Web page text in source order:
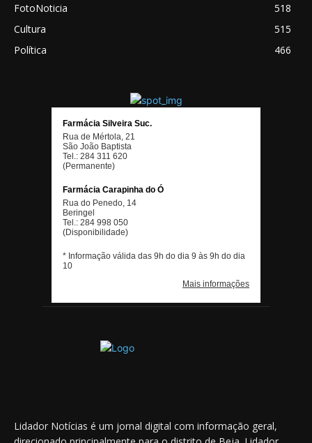
FotoNoticia
518
Cultura
515
Política
466
Lidador Notícias é um jornal digital com informação geral,